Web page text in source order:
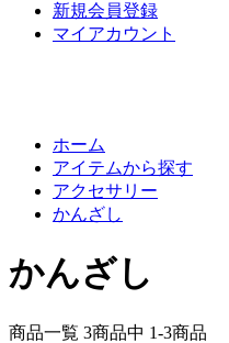
新規会員登録
マイアカウント
ホーム
アイテムから探す
アクセサリー
かんざし
かんざし
商品一覧 3商品中 1-3商品